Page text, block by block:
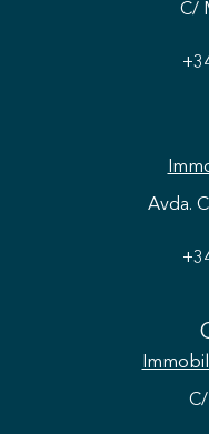
C/
Avda.